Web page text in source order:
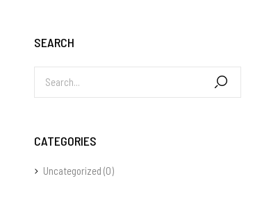
SEARCH
CATEGORIES
Uncategorized (0)